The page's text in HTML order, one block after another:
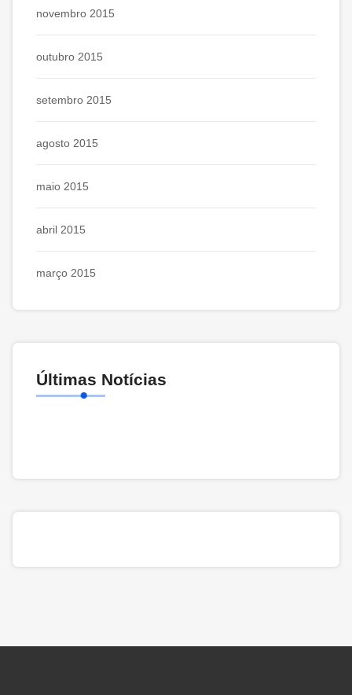
novembro 2015
outubro 2015
setembro 2015
agosto 2015
maio 2015
abril 2015
março 2015
Últimas Notícias